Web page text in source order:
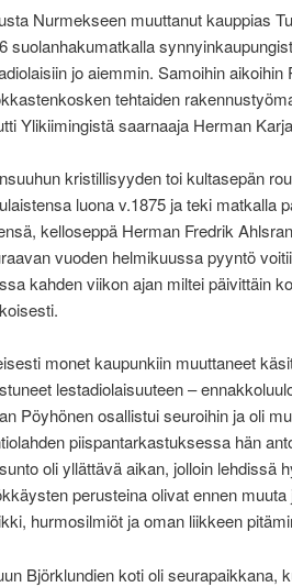
Nurmekseen muuttanut kauppias
suolanhakumatkalla
jo aiemmin. Samoihin
tehtaiden
Ylikiimingistä saarnaaja Herman
kristillisyyden toi kultasepän
luona v.1875 ja teki matkalla
kelloseppä Herman Fredrik
vuoden helmikuussa pyyntö
kahden viikon ajan miltei päivittäin
monet kaupunkiin muuttaneet
lestadiolaisuuteen –
Pöyhönen osallistui seuroihin ja oli
piispantarkastuksessa hän
oli yllättävä aikan, jolloin lehdissä
perusteina olivat ennen
hurmosilmiöt ja oman liikkeen
Björklundien koti oli seurapaikkana,